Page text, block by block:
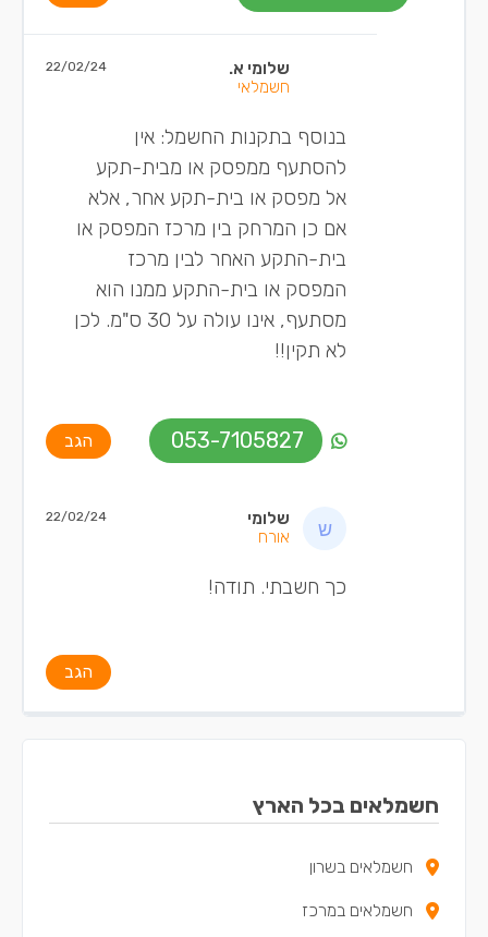
שלומי א.
חשמלאי
22/02/24
בנוסף בתקנות החשמל: אין
להסתעף ממפסק או מבית-תקע
אל מפסק או בית-תקע אחר, אלא
אם כן המרחק בין מרכז המפסק או
בית-התקע האחר לבין מרכז
המפסק או בית-התקע ממנו הוא
מסתעף, אינו עולה על 30 ס"מ. לכן
לא תקין!!
053-7105827 הגב
שלומי
אורח
22/02/24
כך חשבתי. תודה!
הגב
חשמלאים בכל הארץ
חשמלאים בשרון
חשמלאים במרכז